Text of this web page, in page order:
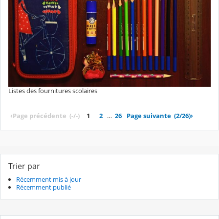
Listes des fournitures scolaires
‹Page précédente (-/-) 1 2 … 26 Page suivante (2/26)›
Trier par
Récemment mis à jour
Récemment publié